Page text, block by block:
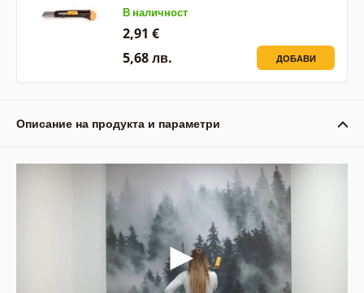
В наличност
2,91 €
5,68 лв.
ДОБАВИ
Описание на продукта и параметри